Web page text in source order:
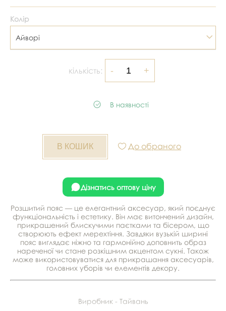
Колір
Айворі
кількість:
В наявності
До обраного
Дізнатись оптову ціну
Розшитий пояс — це елегантний аксесуар, який поєднує
функціональність і естетику. Він має витончений дизайн,
прикрашений блискучими паєтками та бісером, що
створюють ефект мерехтіння. Завдяки вузькій ширині
пояс виглядає ніжно та гармонійно доповнить образ
нареченої чи стане розкішним акцентом сукні. Також
може використовуватися для прикрашання аксесуарів,
головних уборів чи елементів декору.
Виробник - Тайвань